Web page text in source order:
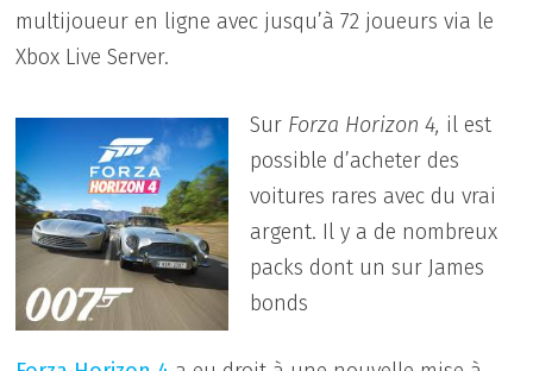
multijoueur en ligne avec jusqu’à 72 joueurs via le
Xbox Live Server.
Sur Forza Horizon 4, il est
possible d’acheter des
voitures rares avec du vrai
argent. Il y a de nombreux
packs dont un sur James
bonds